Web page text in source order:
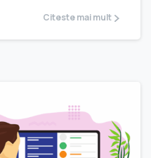
Citeste mai mult